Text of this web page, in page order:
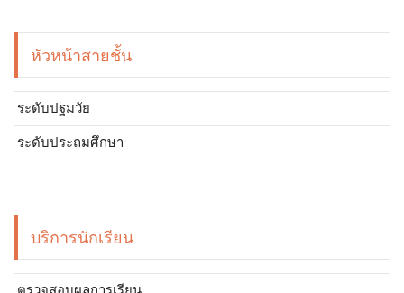
หัวหน้าสายชั้น
ระดับปฐมวัย
ระดับประถมศึกษา
บริการนักเรียน